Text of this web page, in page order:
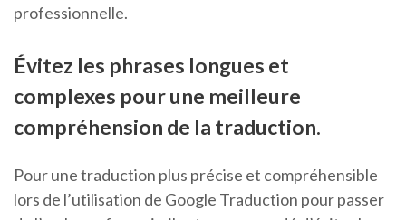
professionnelle.
Évitez les phrases longues et
complexes pour une meilleure
compréhension de la traduction.
Pour une traduction plus précise et compréhensible
lors de l’utilisation de Google Traduction pour passer